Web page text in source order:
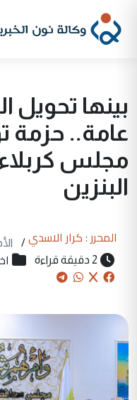
بينها
عامة.. حزمة
مجلس كربلاء
البنزين
المحرر : كرار الاسدي /
الأحد 07
2 دقيقة قراءة